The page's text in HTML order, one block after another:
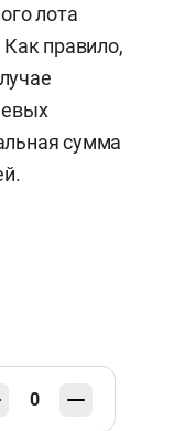
лота
правило,
сумма
0